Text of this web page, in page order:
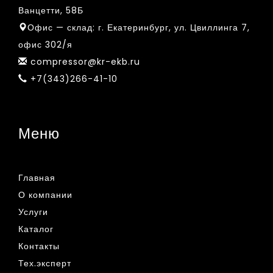
Ванцетти, 58Б
Офис — склад: г. Екатеринбург, ул. Цвиллинга 7,
офис 302/я
compressor@kr-ekb.ru
+7(343)266-41-10
Меню
Главная
О компании
Услуги
Каталог
Контакты
Тех.эксперт